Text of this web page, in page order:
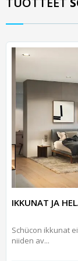
IKKUNAT JA
Schücon ikkunat
niiden av...